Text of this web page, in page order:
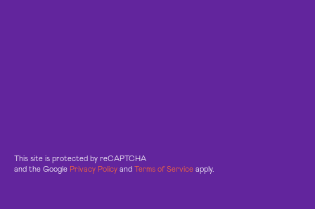
This site is protected by reCAPTCHA
and the Google Privacy Policy and Terms of Service apply.